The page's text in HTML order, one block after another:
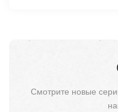
Смотрите новые